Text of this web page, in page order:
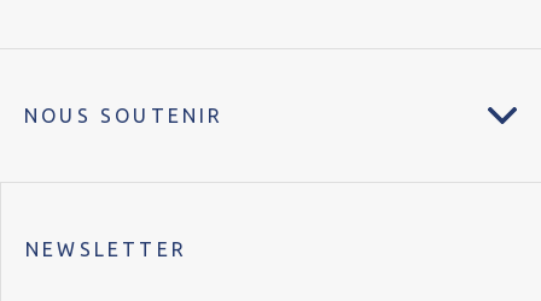
NOUS SOUTENIR
NEWSLETTER